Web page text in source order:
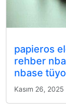
papieros
rehber
nbase
Kasım 26, 2025